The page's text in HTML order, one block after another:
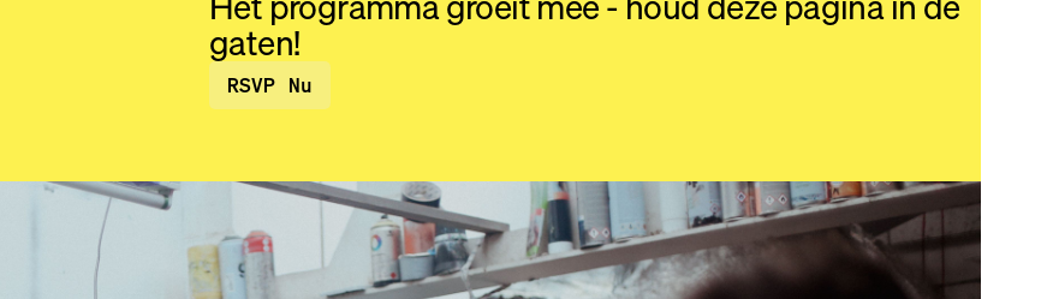
gaten!
RSVP Nu